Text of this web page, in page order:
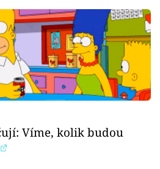
Víme, kolik budou